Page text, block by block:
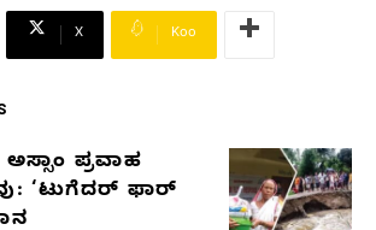
X Koo
ಪ್ರವಾಹ
‘ಟುಗೆದರ್ ಫಾರ್